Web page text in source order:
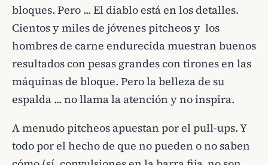
bloques. Pero ... El diablo está en los detalles.
Cientos y miles de jóvenes pitcheos y los
hombres de carne endurecida muestran buenos
resultados con pesas grandes con tirones en las
máquinas de bloque. Pero la belleza de su
espalda ... no llama la atención y no inspira.
A menudo pitcheos apuestan por el pull-ups. Y
todo por el hecho de que no pueden o no saben